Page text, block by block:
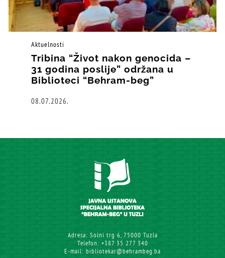
Aktuelnosti
Tribina “Život nakon genocida –
31 godina poslije” održana u
Biblioteci “Behram-beg”
08.07.2026.
Adresa: Solni trg 6, 75000 Tuzla
Telefon: +387 35 277 340
E-mail: bibliotekar@behrambeg.ba